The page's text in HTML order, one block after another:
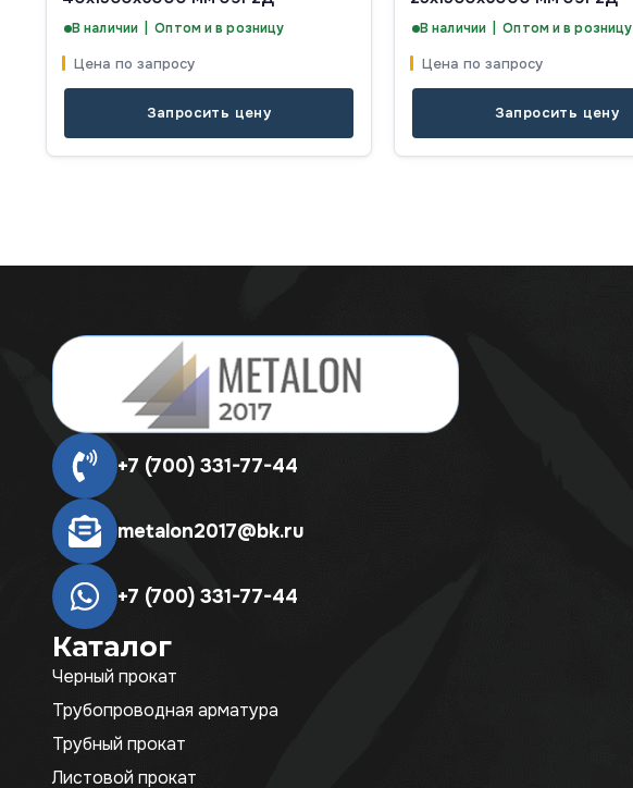
В наличии | Оптом и в розницу
Цена по запросу
Запросить цену
В наличии | Оптом и в розницу
Цена по запросу
Запросить цену
+7 (700) 331-77-44
metalon2017@bk.ru
+7 (700) 331-77-44
Каталог
Черный прокат
Трубопроводная арматура
Трубный прокат
Листовой прокат